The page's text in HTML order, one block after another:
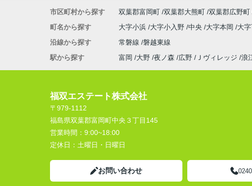
市区町村から探す 双葉郡富岡町 双葉郡大熊町 双葉郡広野町
町名から探す
大字小浜 大字小入野 中央 大字本岡 大
沿線から探す
常磐線 磐越東線
駅から探す
富岡 大野 夜ノ森 広野 Ｊヴィレッジ 浪
福双エステート株式会社
〒979-1112
福島県双葉郡富岡町中央３丁目145
営業時間： 9:00~18:00
定休日： 土曜日・日曜日
お問い合わせ